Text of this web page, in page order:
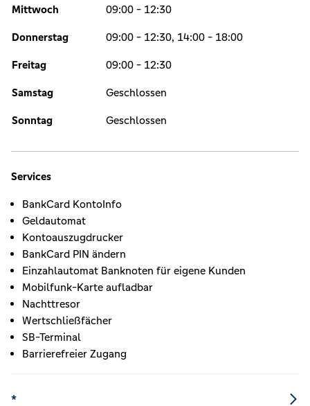
Mittwoch 09:00 - 12:30
Donnerstag 09:00 - 12:30, 14:00 - 18:00
Freitag 09:00 - 12:30
Samstag Geschlossen
Sonntag Geschlossen
Services
BankCard KontoInfo
Geldautomat
Kontoauszugdrucker
BankCard PIN ändern
Einzahlautomat Banknoten für eigene Kunden
Mobilfunk-Karte aufladbar
Nachttresor
Wertschließfächer
SB-Terminal
Barrierefreier Zugang
*